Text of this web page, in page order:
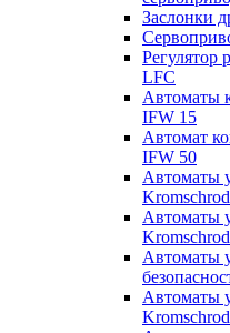
Заслонки
Регулятор
LFC
Автоматы
IFW 15
Автомат
IFW 50
Автоматы
Автоматы
Автоматы
Автоматы